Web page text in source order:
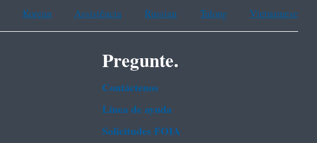
Korean Assistência Russian Tulong Vietnamese
Pregunte.
Contáctenos
Línea de ayuda
Solicitudes FOIA